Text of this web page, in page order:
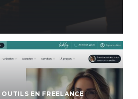
EN FREELANCE